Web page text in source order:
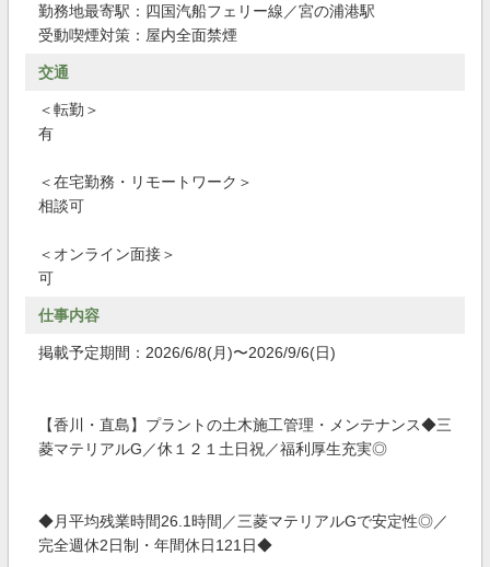
勤務地最寄駅：四国汽船フェリー線／宮の浦港駅
受動喫煙対策：屋内全面禁煙
交通
＜転勤＞
有
＜在宅勤務・リモートワーク＞
相談可
＜オンライン面接＞
可
仕事内容
掲載予定期間：2026/6/8(月)〜2026/9/6(日)
【香川・直島】プラントの土木施工管理・メンテナンス◆三
菱マテリアルG／休１２１土日祝／福利厚生充実◎
◆月平均残業時間26.1時間／三菱マテリアルGで安定性◎／
完全週休2日制・年間休日121日◆